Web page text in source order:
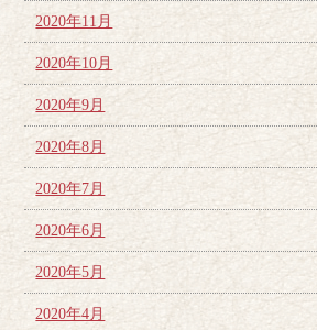
2020年11月
2020年10月
2020年9月
2020年8月
2020年7月
2020年6月
2020年5月
2020年4月